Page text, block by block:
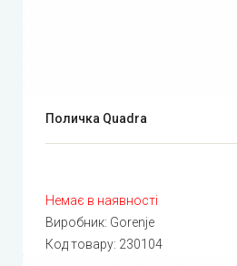
Поличка Quadra
Немає в наявності
Виробник: Gorenje
Код товару: 230104